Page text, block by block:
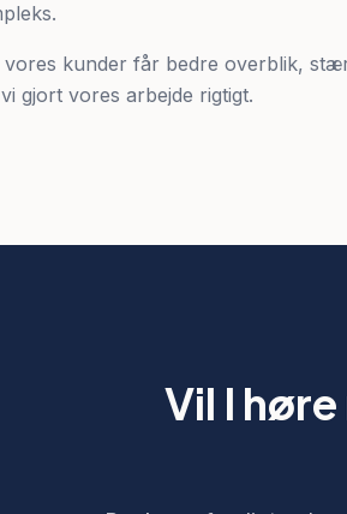
vores kunder får bedre overblik,
gjort vores arbejde rigtigt.
Vil I